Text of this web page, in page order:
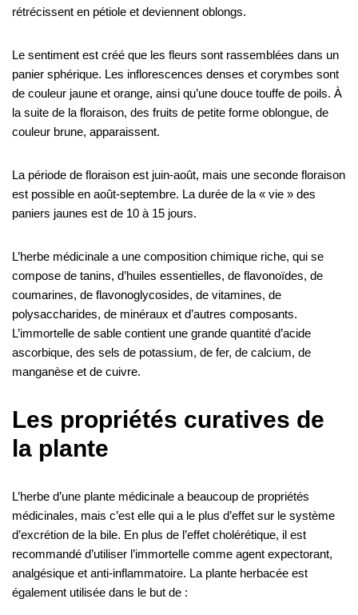
rétrécissent en pétiole et deviennent oblongs.
Le sentiment est créé que les fleurs sont rassemblées dans un
panier sphérique. Les inflorescences denses et corymbes sont
de couleur jaune et orange, ainsi qu’une douce touffe de poils. À
la suite de la floraison, des fruits de petite forme oblongue, de
couleur brune, apparaissent.
La période de floraison est juin-août, mais une seconde floraison
est possible en août-septembre. La durée de la « vie » des
paniers jaunes est de 10 à 15 jours.
L’herbe médicinale a une composition chimique riche, qui se
compose de tanins, d’huiles essentielles, de flavonoïdes, de
coumarines, de flavonoglycosides, de vitamines, de
polysaccharides, de minéraux et d’autres composants.
L’immortelle de sable contient une grande quantité d’acide
ascorbique, des sels de potassium, de fer, de calcium, de
manganèse et de cuivre.
Les propriétés curatives de
la plante
L’herbe d’une plante médicinale a beaucoup de propriétés
médicinales, mais c’est elle qui a le plus d’effet sur le système
d’excrétion de la bile. En plus de l’effet cholérétique, il est
recommandé d’utiliser l’immortelle comme agent expectorant,
analgésique et anti-inflammatoire. La plante herbacée est
également utilisée dans le but de :